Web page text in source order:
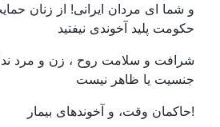
و شما ای مردان ایرانی! از زنان
حکومت پلید آخوندی نیفتید
شرافت و سلامت روح ، زن و مرد
جنسیت یا ظاهر نیست
!حاکمان وقت، و آخوندهای بیمار